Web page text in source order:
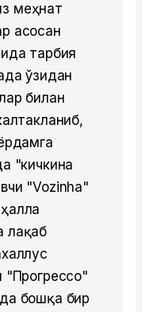
меҳнат
асосан
тарбия
ўзидан
билан
"кичкина
"Vozinha"
лақаб
"Прогрессо"
бошқа бир